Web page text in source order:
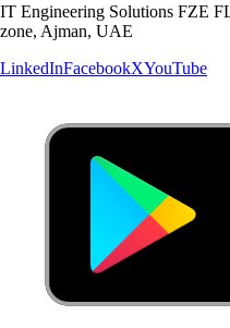
IT Engineering Solutions FZE
zone, Ajman, UAE
LinkedInFacebookXYouTube